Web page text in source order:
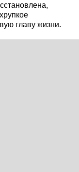
главу жизни.